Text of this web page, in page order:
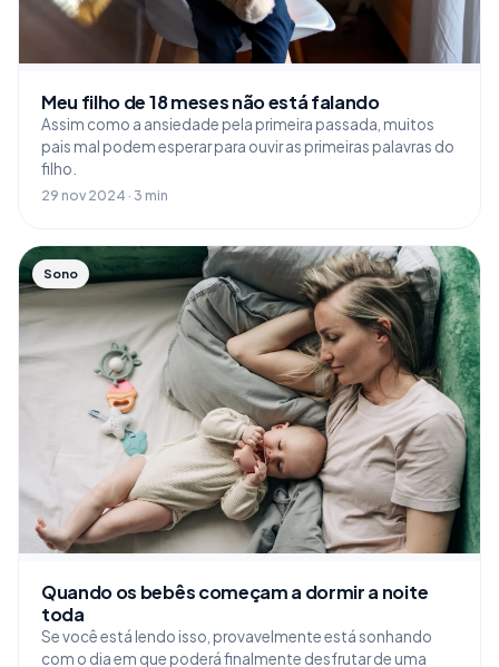
Meu filho de 18 meses não está falando
Assim como a ansiedade pela primeira passada, muitos
pais mal podem esperar para ouvir as primeiras palavras do
filho.
29 nov 2024 · 3 min
Sono
Quando os bebês começam a dormir a noite
toda
Se você está lendo isso, provavelmente está sonhando
com o dia em que poderá finalmente desfrutar de uma